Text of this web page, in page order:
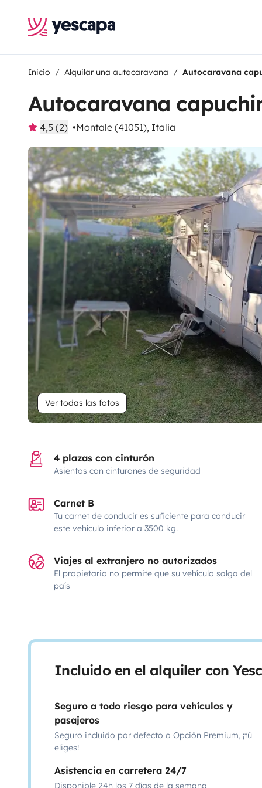
Inicio Alquilar una autocaravana Autocaravana
Autocaravana
4,5 (2) Montale (41051), Italia
Ver todas las fotos
4 plazas con cinturón
Asientos con cinturones de seguridad
Carnet B
Tu carnet de conducir es suficiente para conducir
este vehículo inferior a 3500 kg.
Viajes al extranjero no autorizados
El propietario no permite que su vehículo salga del
país
Incluido en el alquiler con
Seguro a todo riesgo para vehículos y
pasajeros
Seguro incluido por defecto o Opción Premium, ¡tú
eliges!
Asistencia en carretera 24/7
Disponible 24h los 7 días de la semana